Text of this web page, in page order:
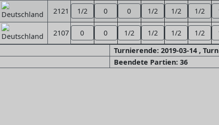
2121 1/2 0 0 1/2 1/2 1/2
2107 0 0 1/2 1/2 1/2 1/2
Turnierende: 2019-03-14 ,
Beendete Partien: 36